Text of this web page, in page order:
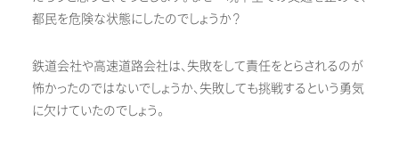
都民を危険な状態にしたのでしょうか？
鉄道会社や高速道路会社は、失敗をして責任をとらされるのが
怖かったのではないでしょうか、失敗しても挑戦するという勇気
に欠けていたのでしょう。